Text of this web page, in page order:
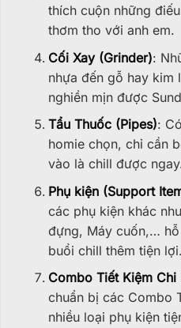
thích cuộn những
thơm tho với anh em.
Cối Xay (Grinder):
nhựa đến gỗ hay kim
nghiền mịn được
Tẩu Thuốc (Pipes):
homie chọn, chỉ cần
vào là chill được
Phụ kiện (Support
các phụ kiện khác
đựng, Máy cuốn,…
buổi chill thêm tiện lợi.
Combo Tiết Kiệm Chi
chuẩn bị các Combo
nhiều loại phụ kiện